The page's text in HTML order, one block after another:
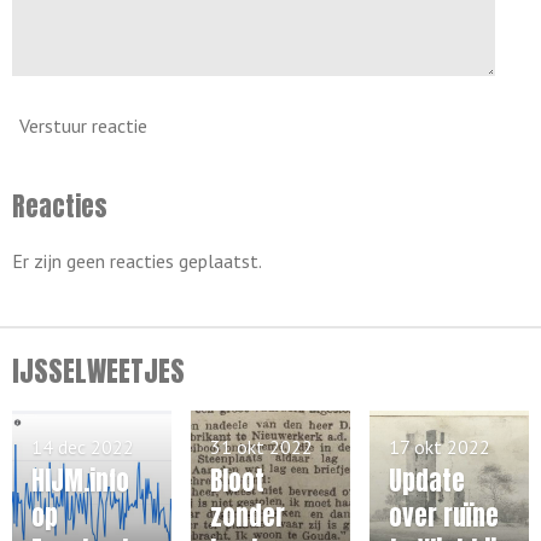
Verstuur reactie
Reacties
Er zijn geen reacties geplaatst.
IJSSELWEETJES
HIJM.info
op
14 dec 2022
Bloot
zonder
31 okt 2022
Update
over ruïne
17 okt 2022